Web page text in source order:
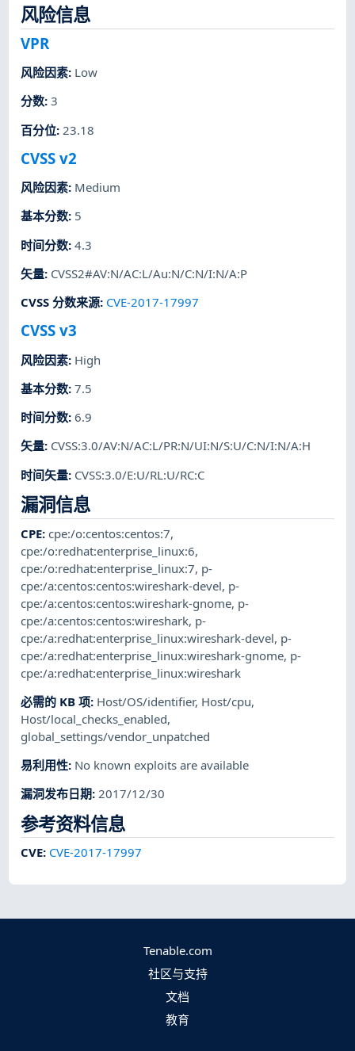
风险信息
VPR
风险因素: Low
分数:3
百分位: 23.18
CVSS v2
风险因素: Medium
基本分数: 5
时间分数:4.3
矢量: CVSS2#AV:N/AC:L/Au:N/C:N/I:N/A:P
CVSS 分数来源: CVE-2017-17997
CVSS v3
风险因素: High
基本分数:7.5
时间分数:6.9
矢量: CVSS:3.0/AV:N/AC:L/PR:N/UI:N/S:U/C:N/I:N/A:H
时间矢量: CVSS:3.0/E:U/RL:U/RC:C
漏洞信息
CPE:cpe:/o:centos:centos:7,
cpe:/o:redhat:enterprise_linux:6,
cpe:/o:redhat:enterprise_linux:7, p-
cpe:/a:centos:centos:wireshark-devel, p-
cpe:/a:centos:centos:wireshark-gnome, p-
cpe:/a:centos:centos:wireshark, p-
cpe:/a:redhat:enterprise_linux:wireshark-devel, p-
cpe:/a:redhat:enterprise_linux:wireshark-gnome, p-
cpe:/a:redhat:enterprise_linux:wireshark
必需的 KB 项: Host/OS/identifier, Host/cpu,
Host/local_checks_enabled,
global_settings/vendor_unpatched
易利用性: No known exploits are available
漏洞发布日期:2017/12/30
参考资料信息
CVE: CVE-2017-17997
Tenable.com
社区与支持
文档
教育